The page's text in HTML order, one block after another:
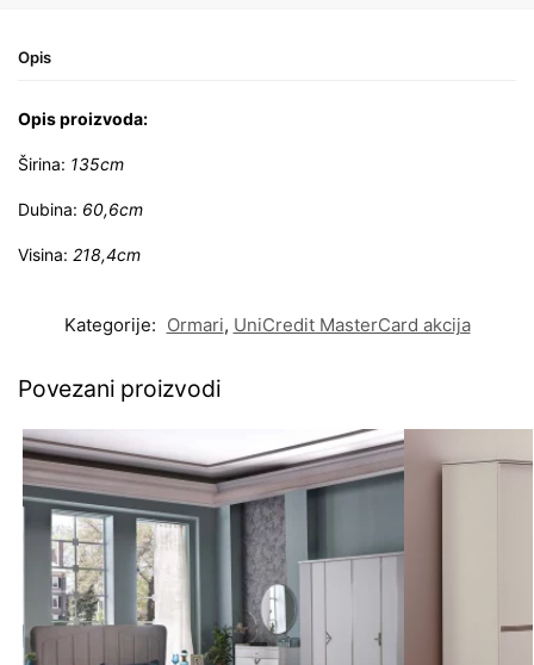
Opis
Opis proizvoda:
Širina: 135cm
Dubina: 60,6cm
Visina: 218,4cm
Kategorije: Ormari, UniCredit MasterCard akcija
Povezani proizvodi